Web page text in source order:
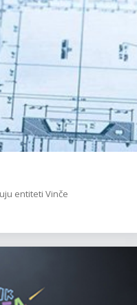
entiteti Vinče